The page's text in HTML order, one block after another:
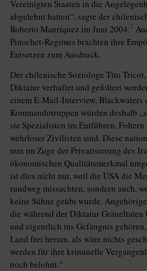
Vereinigten Staaten in die
abgelehnt hatten“, sagte der
Roberto Manríquez im Juni 2004.7
Pinochet-Regimes brachten ihre
Entsetzen zum Ausdruck.
Der chilenische Soziologe Tito
Diktatur verhaftet und gefoltert
einem E-Mail-Interview, Blackwaters
Kommandotruppen würden deshalb
sie Spezialisten im Entführen, Foltern
wehrloser Zivilisten sind. Diese
nun im Zuge der Privatisierung des
ökonomischen Qualitätsmerkmal
ist dies nicht nur, weil die USA die
rundweg missachten, sondern auch,
keine Sühne geübt wurde.
die während der Diktatur Gräueltaten
und eigentlich ins Gefängnis
Land frei herum, als wäre nichts
werden für ihre kriminelle
noch belohnt.“